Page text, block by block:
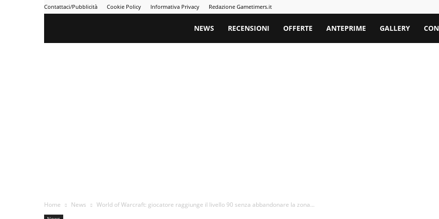
Contattaci/Pubblicità Cookie Policy Informativa Privacy Redazione Gametimers.it
Gametimers
NEWS RECENSIONI OFFERTE ANTEPRIME GALLERY
Home News World of Warcraft: giocatore raggiunge il livello 90 senza abbandonare la zona...